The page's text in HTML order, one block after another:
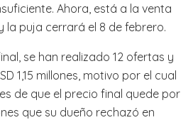
Ahora, está a la venta
la puja cerrará el 8 de febrero.
se han realizado 12 ofertas y
1,15 millones, motivo por el cual
de que el precio final quede por
que su dueño rechazó en